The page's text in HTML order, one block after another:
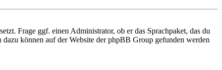
Frage ggf. einen Administrator, ob er das Sprachpaket, das du
können auf der Website der phpBB Group gefunden werden